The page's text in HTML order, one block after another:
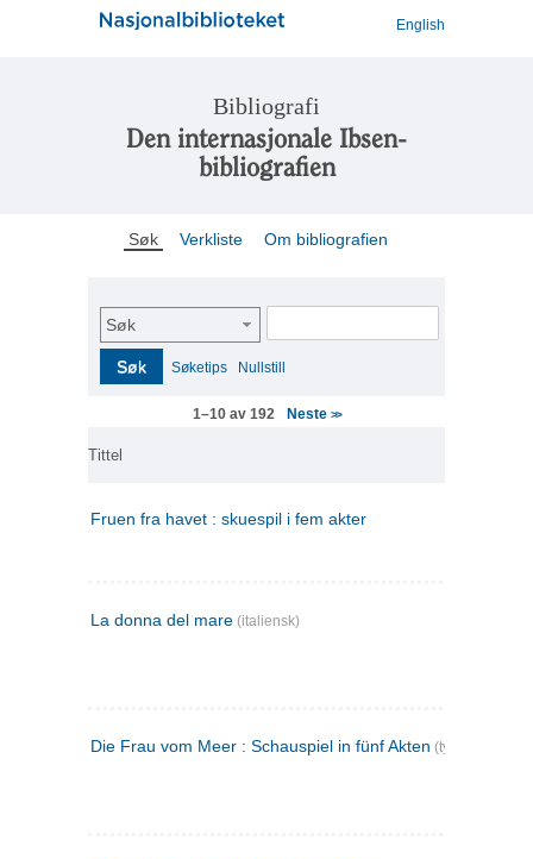
English
Bibliografi
Den internasjonale Ibsen-
bibliografien
Søk Verkliste Om bibliografien
Søk
Søk Søketips Nullstill
1–10 av 192 Neste >>
Tittel
Fruen fra havet : skuespil i fem akter
La donna del mare (italiensk)
Die Frau vom Meer : Schauspiel in fünf Akten (tysk)